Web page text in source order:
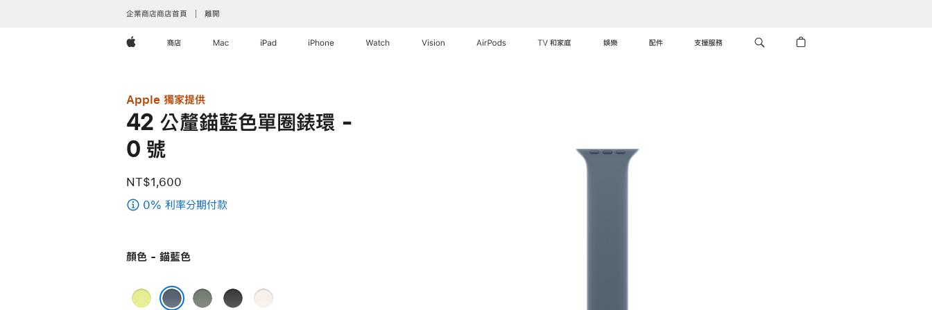
企業商店商店首頁 離開
Apple商店 Mac iPad iPhone Watch Vision AirPods TV 和家庭 娛樂 配件 支援服務
Apple 獨家提供
42 公釐錨藍色單圈錶環 -
0 號
NT$1,600
0% 利率分期付款
色
顏色 - 錨藍色
霓
綠
黑
淡